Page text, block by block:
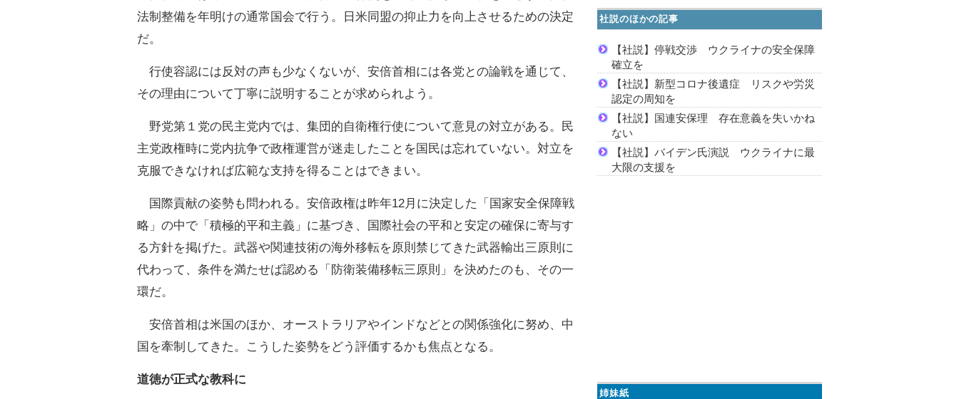
法制整備を年明けの通常国会で行う。日米同盟の抑止力を向上させるための決定
だ。
行使容認には反対の声も少なくないが、安倍首相には各党との論戦を通じて、
その理由について丁寧に説明することが求められよう。
野党第１党の民主党内では、集団的自衛権行使について意見の対立がある。民
主党政権時に党内抗争で政権運営が迷走したことを国民は忘れていない。対立を
克服できなければ広範な支持を得ることはできまい。
国際貢献の姿勢も問われる。安倍政権は昨年12月に決定した「国家安全保障戦
略」の中で「積極的平和主義」に基づき、国際社会の平和と安定の確保に寄与す
る方針を掲げた。武器や関連技術の海外移転を原則禁じてきた武器輸出三原則に
代わって、条件を満たせば認める「防衛装備移転三原則」を決めたのも、その一
環だ。
安倍首相は米国のほか、オーストラリアやインドなどとの関係強化に努め、中
国を牽制してきた。こうした姿勢をどう評価するかも焦点となる。
道徳が正式な教科に
社説のほかの記事
【社説】停戦交渉 ウクライナの安全保障
確立を
【社説】新型コロナ後遺症 リスクや労災
認定の周知を
【社説】国連安保理 存在意義を失いかね
ない
【社説】バイデン氏演説 ウクライナに最
大限の支援を
姉妹紙